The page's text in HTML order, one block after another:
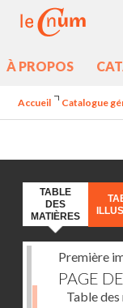
À PROPOS
Accueil Catalogue
TABLE
DES
MATIÈRES
Première
PAGE
Table